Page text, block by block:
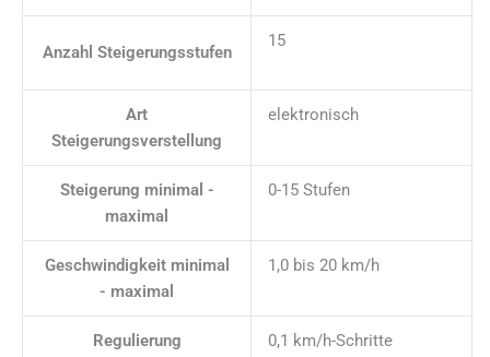
Anzahl Steigerungsstufen
15
Art
Steigerungsverstellung
elektronisch
Steigerung minimal -
maximal
0-15 Stufen
Geschwindigkeit minimal
- maximal
1,0 bis 20 km/h
Regulierung
0,1 km/h-Schritte